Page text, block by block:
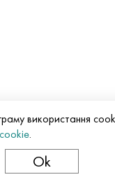
використання
.
Ok